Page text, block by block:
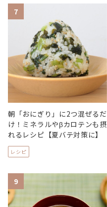
7
朝「おにぎり」に2つ混ぜるだ
け！ミネラルやβカロテンも摂
れるレシピ【夏バテ対策に】
レシピ
9